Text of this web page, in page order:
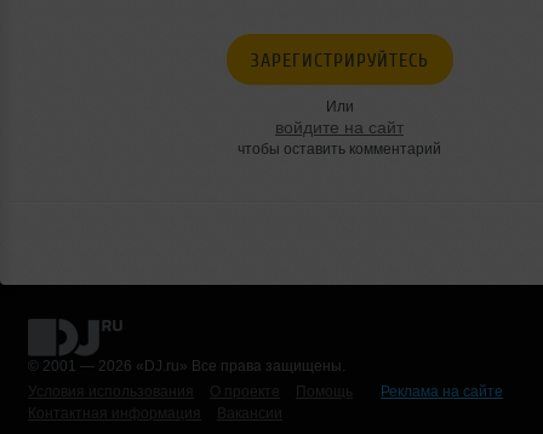
ЗАРЕГИСТРИРУЙТЕСЬ
Или
войдите на сайт
чтобы оставить комментарий
© 2001 — 2026 «DJ.ru» Все права защищены.
Условия использования
О проекте Помощь
Реклама на сайте
Контактная информация
Вакансии